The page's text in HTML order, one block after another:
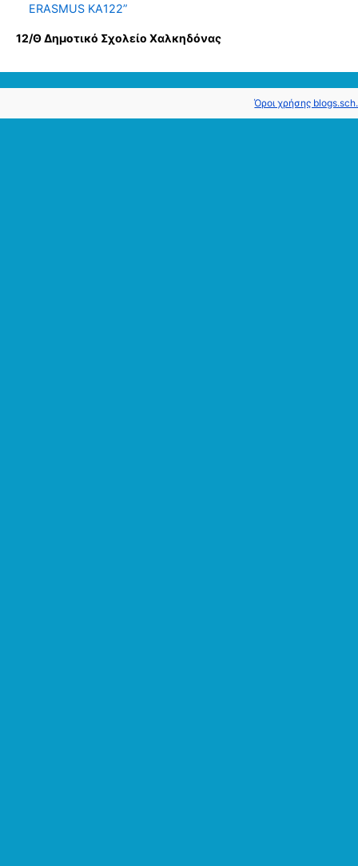
ERASMUS KΑ122”
12/Θ Δημοτικό Σχολείο Χαλκηδόνας
Όροι χρήσης